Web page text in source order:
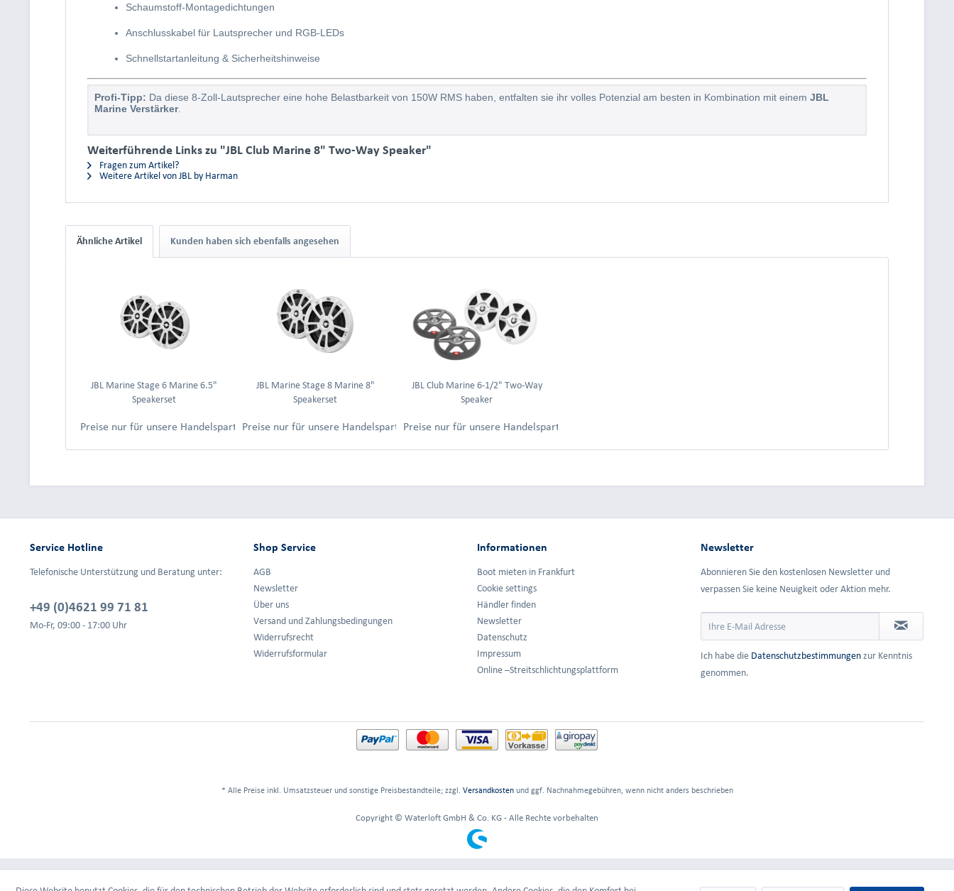
Schaumstoff-Montagedichtungen
Anschlusskabel für Lautsprecher und RGB-LEDs
Schnellstartanleitung & Sicherheitshinweise
Profi-Tipp: Da diese 8-Zoll-Lautsprecher eine hohe Belastbarkeit von 150W RMS haben, entfalten sie ihr volles Potenzial am besten in Kombination mit einem JBL
Marine Verstärker.
Weiterführende Links zu "JBL Club Marine 8" Two-Way Speaker"
Fragen zum Artikel?
Weitere Artikel von JBL by Harman
Ähnliche Artikel Kunden haben sich ebenfalls angesehen
JBL Marine Stage 6 Marine 6.5"
Speakerset
Preise nur für unsere Handelspartner nach Anmeldung.
JBL Marine Stage 8 Marine 8"
Speakerset
Preise nur für unsere Handelspartner nach Anmeldung.
JBL Club Marine 6-1/2" Two-Way
Speaker
Preise nur für unsere Handelspartner nach Anmeldung.
Service Hotline
Telefonische Unterstützung und Beratung unter:
+49 (0)4621 99 71 81
Mo-Fr, 09:00 - 17:00 Uhr
Shop Service
AGB
Newsletter
Über uns
Versand und Zahlungsbedingungen
Widerrufsrecht
Widerrufsformular
Informationen
Boot mieten in Frankfurt
Cookie settings
Händler finden
Newsletter
Datenschutz
Impressum
Online –Streitschlichtungsplattform
Newsletter
Abonnieren Sie den kostenlosen Newsletter und
verpassen Sie keine Neuigkeit oder Aktion mehr.
Ich habe die Datenschutzbestimmungen zur Kenntnis
genommen.
* Alle Preise inkl. Umsatzsteuer und sonstige Preisbestandteile; zzgl. Versandkostenund ggf. Nachnahmegebühren, wenn nicht anders beschrieben
Copyright © Waterloft GmbH & Co. KG - Alle Rechte vorbehalten